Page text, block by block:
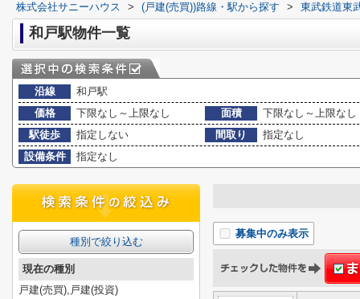
株式会社サニーハウス > (戸建(売買))路線・駅から探す > 東武鉄道東
和戸駅物件一覧
沿線
和戸駅
価格
下限なし～上限なし 面積
下限なし～上限なし
駅徒歩
指定しない 間取り
指定なし
設備条件
指定なし
募集中のみ表示
種別で絞り込む
現在の種別
戸建(売買),戸建(投資)